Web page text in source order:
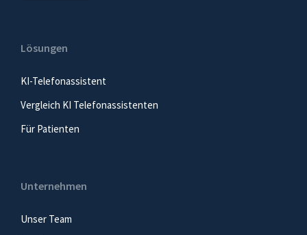
Lösungen
KI-Telefonassistent
Vergleich KI Telefonassistenten
Für Patienten
Unternehmen
Unser Team